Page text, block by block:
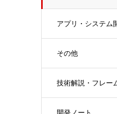
アプリ・システム
その他
技術解説・フレー